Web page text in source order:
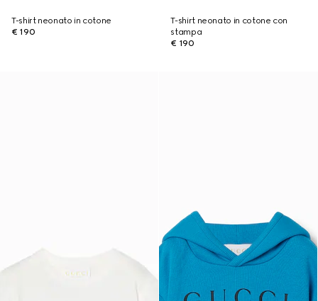
T-shirt neonato in cotone
€ 190
T-shirt neonato in cotone con
stampa
€ 190